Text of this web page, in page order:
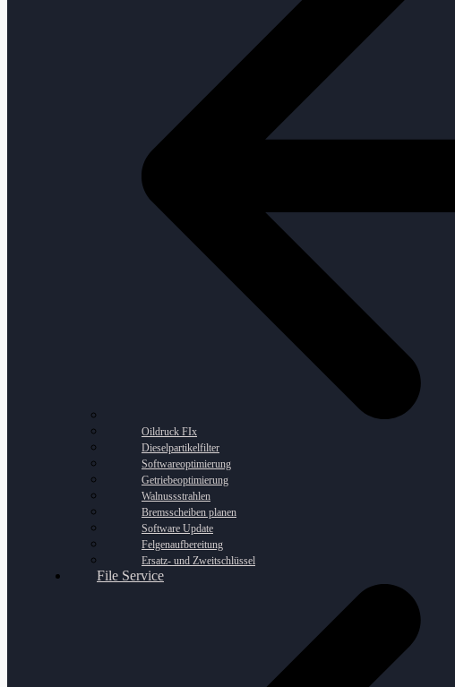
Oildruck FIx
Dieselpartikelfilter
Softwareoptimierung
Getriebeoptimierung
Walnussstrahlen
Bremsscheiben planen
Software Update
Felgenaufbereitung
Ersatz- und Zweitschlüssel
File Service